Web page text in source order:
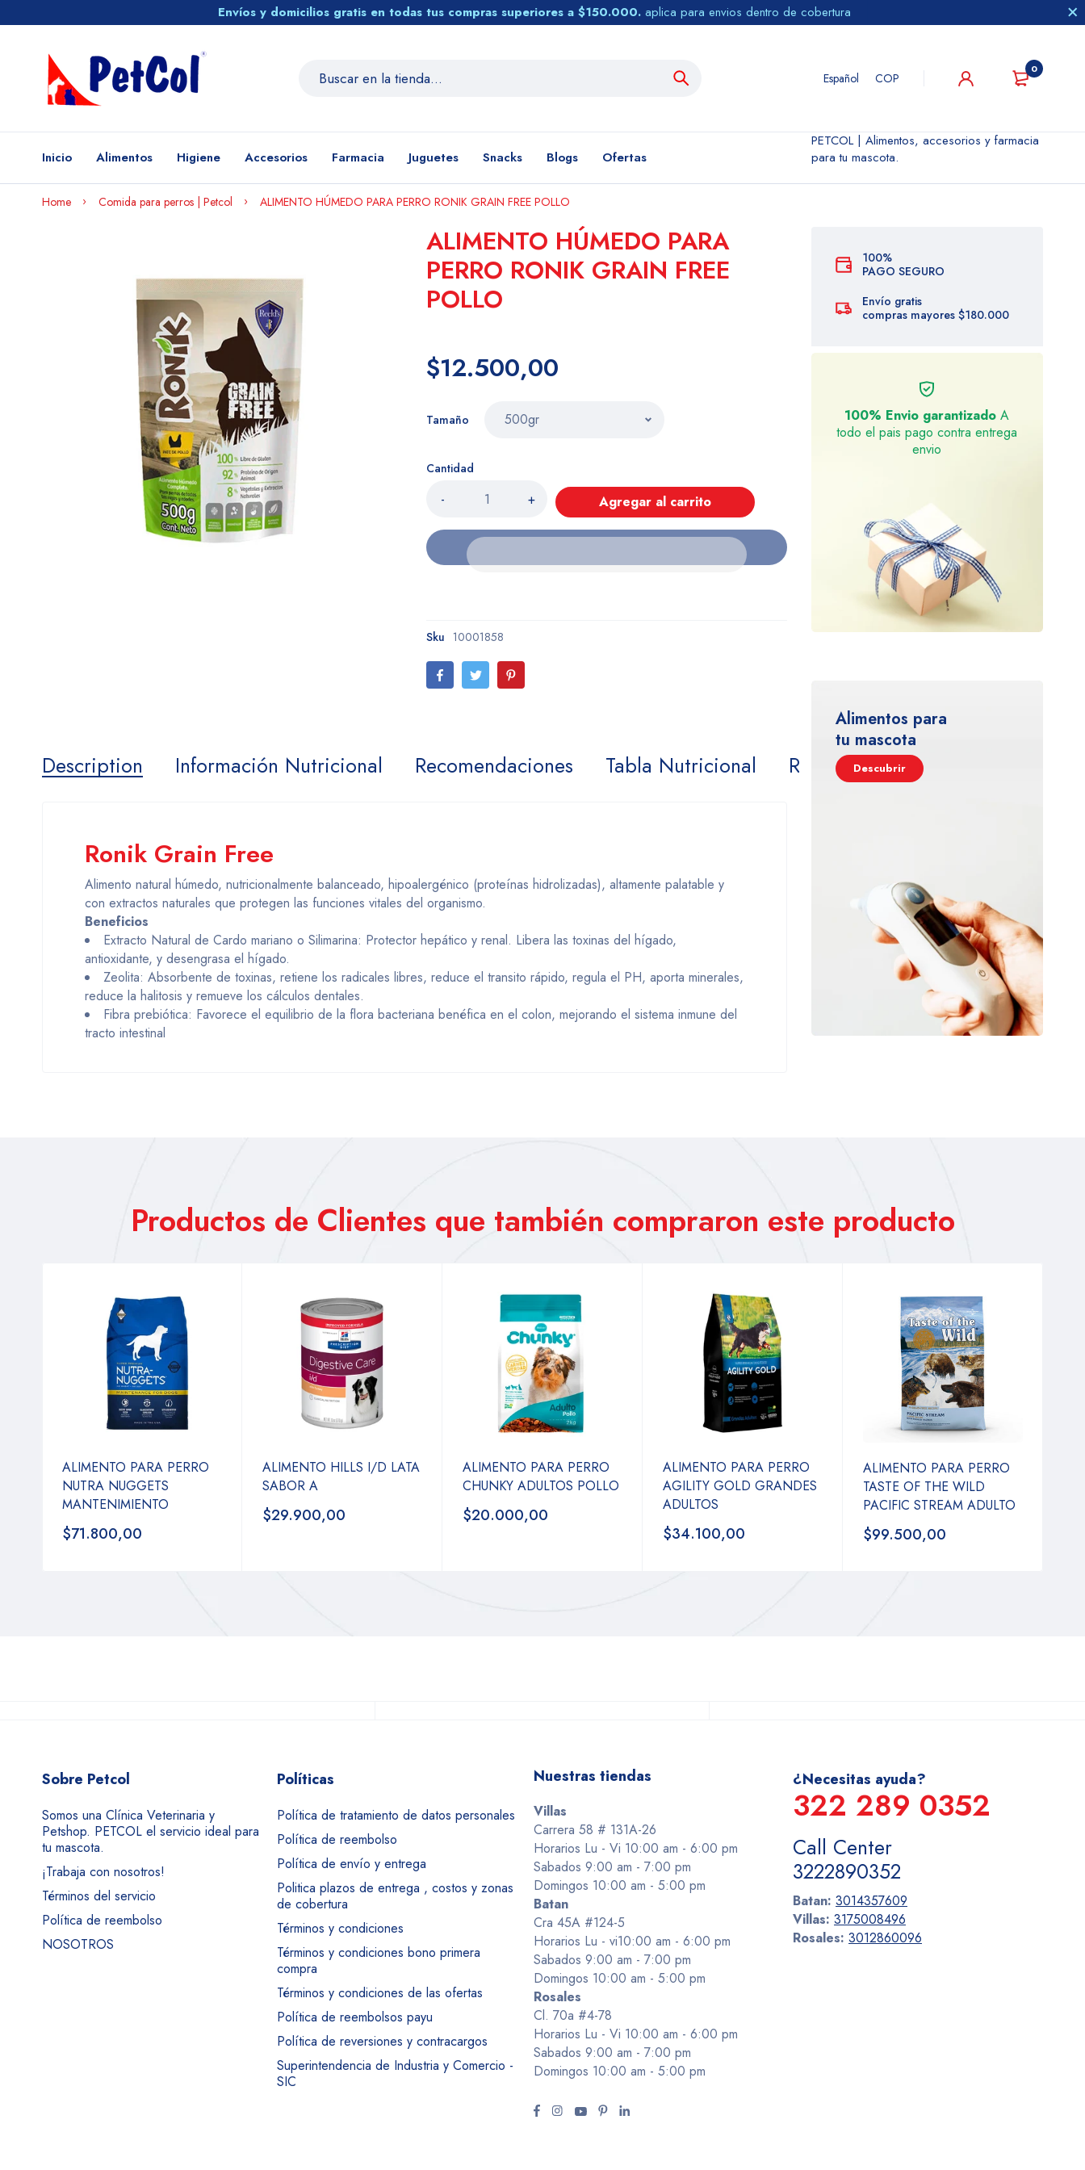
Envíos y domicilios gratis en todas tus compras superiores a $150.000. aplica para envios dentro de cobertura
Español COP
0
Inicio Alimentos Higiene Accesorios Farmacia Juguetes Snacks Blogs Ofertas
PETCOL | Alimentos, accesorios y farmacia
para tu mascota.
Home Comida para perros | Petcol ALIMENTO HÚMEDO PARA PERRO RONIK GRAIN FREE POLLO
ALIMENTO HÚMEDO PARA
PERRO RONIK GRAIN FREE
POLLO
$12.500,00
Tamaño
Cantidad
- + Agregar al carrito
Sku 10001858
Description Información Nutricional Recomendaciones Tabla Nutricional Reseñas
Ronik Grain Free
Alimento natural húmedo, nutricionalmente balanceado, hipoalergénico (proteínas hidrolizadas), altamente palatable y
con extractos naturales que protegen las funciones vitales del organismo.
Beneficios
Extracto Natural de Cardo mariano o Silimarina: Protector hepático y renal. Libera las toxinas del hígado,
antioxidante, y desengrasa el hígado.
Zeolita: Absorbente de toxinas, retiene los radicales libres, reduce el transito rápido, regula el PH, aporta minerales,
reduce la halitosis y remueve los cálculos dentales.
Fibra prebiótica: Favorece el equilibrio de la flora bacteriana benéfica en el colon, mejorando el sistema inmune del
tracto intestinal
100%
PAGO SEGURO
Envío gratis
compras mayores $180.000
100% Envio garantizadoA
todo el pais pago contra entrega
envio
Alimentos para
tu mascota
Descubrir
Productos de Clientes que también compraron este producto
ALIMENTO PARA PERRO
NUTRA NUGGETS
MANTENIMIENTO
$71.800,00
ALIMENTO HILLS I/D LATA
SABOR A
$29.900,00
ALIMENTO PARA PERRO
CHUNKY ADULTOS POLLO
$20.000,00
ALIMENTO PARA PERRO
AGILITY GOLD GRANDES
ADULTOS
$34.100,00
ALIMENTO PARA PERRO
TASTE OF THE WILD
PACIFIC STREAM ADULTO
$99.500,00
Sobre Petcol
Somos una Clínica Veterinaria y
Petshop. PETCOL el servicio ideal para
tu mascota.
¡Trabaja con nosotros!
Términos del servicio
Política de reembolso
NOSOTROS
Políticas
Política de tratamiento de datos personales
Política de reembolso
Política de envío y entrega
Politica plazos de entrega , costos y zonas
de cobertura
Términos y condiciones
Términos y condiciones bono primera
compra
Términos y condiciones de las ofertas
Política de reembolsos payu
Política de reversiones y contracargos
Superintendencia de Industria y Comercio -
SIC
Nuestras tiendas
Villas
Carrera 58 # 131A-26
Horarios Lu - Vi 10:00 am - 6:00 pm
Sabados 9:00 am - 7:00 pm
Domingos 10:00 am - 5:00 pm
Batan
Cra 45A #124-5
Horarios Lu - vi10:00 am - 6:00 pm
Sabados 9:00 am - 7:00 pm
Domingos 10:00 am - 5:00 pm
Rosales
Cl. 70a #4-78
Horarios Lu - Vi 10:00 am - 6:00 pm
Sabados 9:00 am - 7:00 pm
Domingos 10:00 am - 5:00 pm
¿Necesitas ayuda?
322 289 0352
Call Center
3222890352
Batan: 3014357609
Villas: 3175008496
Rosales: 3012860096